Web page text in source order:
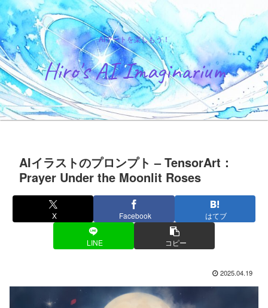
AIアートを楽しもう！
Hiro's AI Imaginarium
AIイラストのプロンプト – TensorArt：
Prayer Under the Moonlit Roses
X Facebook はてブ
LINE コピー
2025.04.19